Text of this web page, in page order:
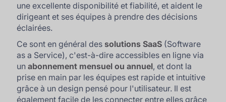
une excellente disponibilité et fiabilité, et aident le
dirigeant et ses équipes à prendre des décisions
éclairées.
Ce sont en général des solutions SaaS (Software
as a Service), c'est-à-dire accessibles en ligne via
unabonnement mensuel ou annuel, et dont la
prise en main par les équipes est rapide et intuitive
grâce à un design pensé pour l'utilisateur. Il est
également facile de les connecter entre elles grâce